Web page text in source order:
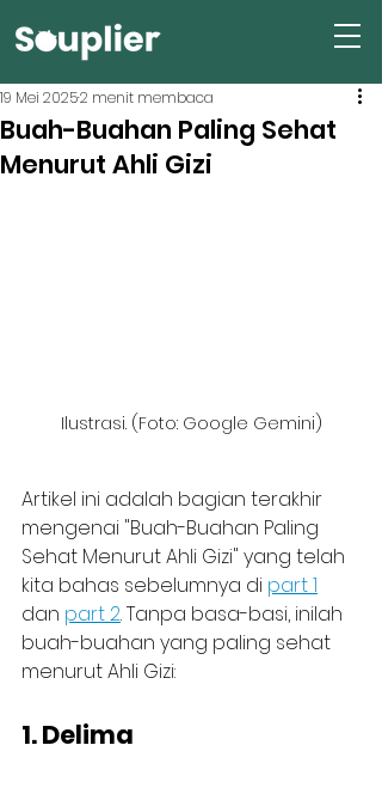
Buah-Buahan Paling Sehat
Menurut Ahli Gizi
19 Mei 20252 menit membaca
Ilustrasi. (Foto: Google Gemini)
Artikel ini adalah bagian terakhir
mengenai "Buah-Buahan Paling
Sehat Menurut Ahli Gizi" yang telah
kita bahas sebelumnya di part 1
dan part 2. Tanpa basa-basi, inilah
buah-buahan yang paling sehat
menurut Ahli Gizi:
1. Delima